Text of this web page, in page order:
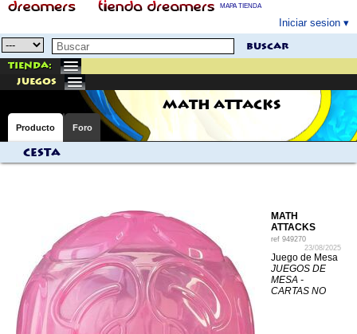
MAPA TIENDA
Iniciar sesion
buscar
Tienda:
juegos
MATH ATTACKS
Producto Foro
Cesta
MATH
ATTACKS
ref 949270
23/08/2025
Juego de Mesa
JUEGOS DE
MESA -
CARTAS NO